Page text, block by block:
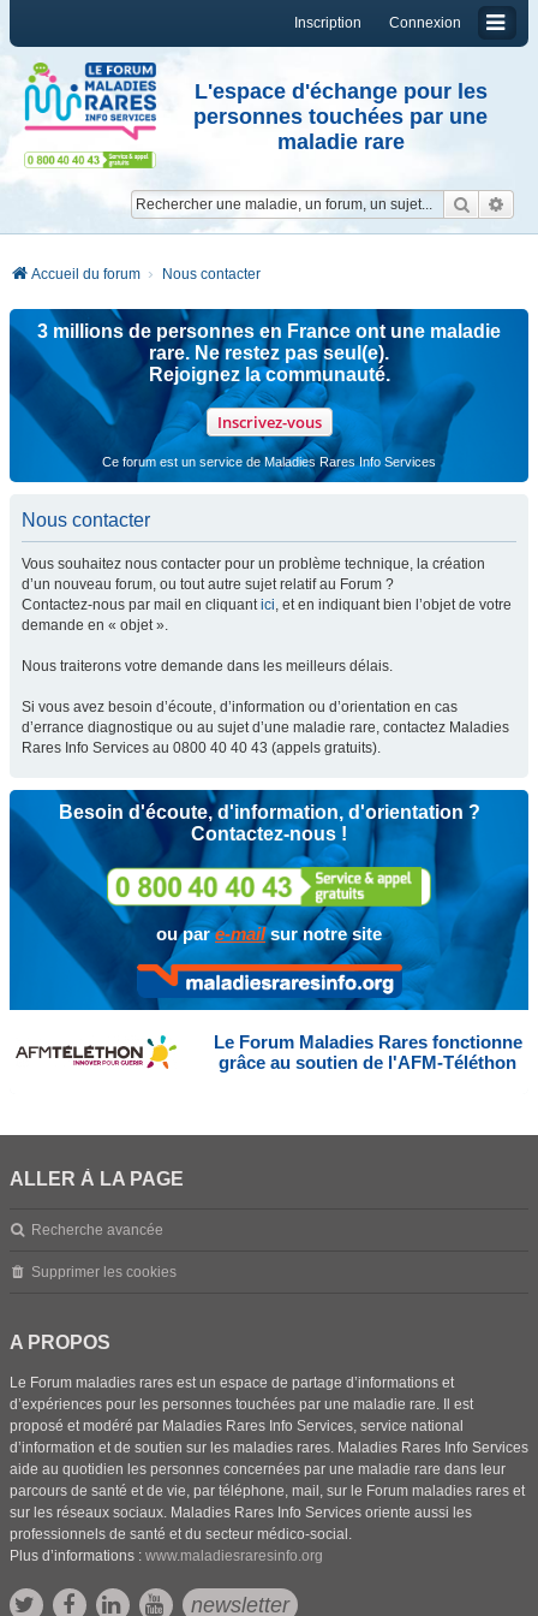
Connexion
Inscription
L'espace d'échange pour les
personnes touchées par une
maladie rare
Accueil du forum Nous contacter
3 millions de personnes en France ont une maladie
rare. Ne restez pas seul(e).
Rejoignez la communauté.
Inscrivez-vous
Ce forum est un service de Maladies Rares Info Services
Nous contacter
Vous souhaitez nous contacter pour un problème technique, la création
d’un nouveau forum, ou tout autre sujet relatif au Forum ?
Contactez-nous par mail en cliquantici, et en indiquant bien l’objet de votre
demande en « objet ».
Nous traiterons votre demande dans les meilleurs délais.
Si vous avez besoin d’écoute, d’information ou d’orientation en cas
d’errance diagnostique ou au sujet d’une maladie rare, contactez Maladies
Rares Info Services au 0800 40 40 43 (appels gratuits).
Besoin d'écoute, d'information, d'orientation ?
Contactez-nous !
ou pare-mailsur notre site
Le Forum Maladies Rares fonctionne
grâce au soutien de l'AFM-Téléthon
ALLER À LA PAGE
Recherche avancée
Supprimer les cookies
A PROPOS
Le Forum maladies rares est un espace de partage d’informations et
d’expériences pour les personnes touchées par une maladie rare. Il est
proposé et modéré par Maladies Rares Info Services, service national
d’information et de soutien sur les maladies rares. Maladies Rares Info Services
aide au quotidien les personnes concernées par une maladie rare dans leur
parcours de santé et de vie, par téléphone, mail, sur le Forum maladies rares et
sur les réseaux sociaux. Maladies Rares Info Services oriente aussi les
professionnels de santé et du secteur médico-social.
Plus d’informations : www.maladiesraresinfo.org
newsletter